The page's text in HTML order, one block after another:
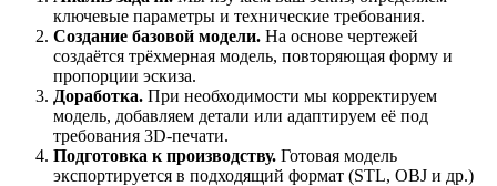
ключевые параметры и технические требования.
Создание базовой модели. На основе чертежей
создаётся трёхмерная модель, повторяющая форму и
пропорции эскиза.
Доработка. При необходимости мы корректируем
модель, добавляем детали или адаптируем её под
требования 3D-печати.
Подготовка к производству. Готовая модель
экспортируется в подходящий формат (STL, OBJ и др.)